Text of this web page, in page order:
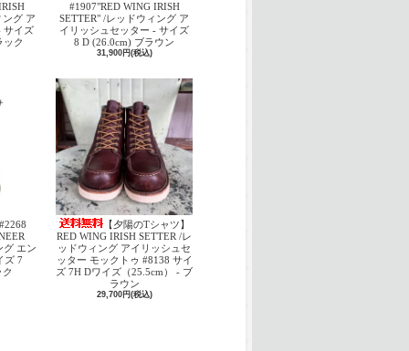
ング ア
サイズ
ック
#1907"RED WING IRISH
SETTER" /レッドウィング ア
イリッシュセッター - サイズ
8 D (26.0cm) ブラウン
31,900円(税込)
グ エン
ズ 7
【夕陽のTシャツ】
RED WING IRISH SETTER /レ
ッドウィング アイリッシュセ
ッター モックトゥ #8138 サイ
ズ 7H Dワイズ（25.5cm） - ブ
ラウン
29,700円(税込)